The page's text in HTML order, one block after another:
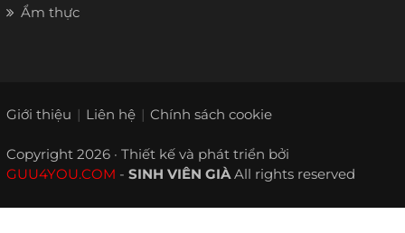
Ẩm thực
Giới thiệu Liên hệ Chính sách cookie
Copyright 2026 · Thiết kế và phát triển bởi
GUU4YOU.COM - SINH VIÊN GIÀAll rights reserved